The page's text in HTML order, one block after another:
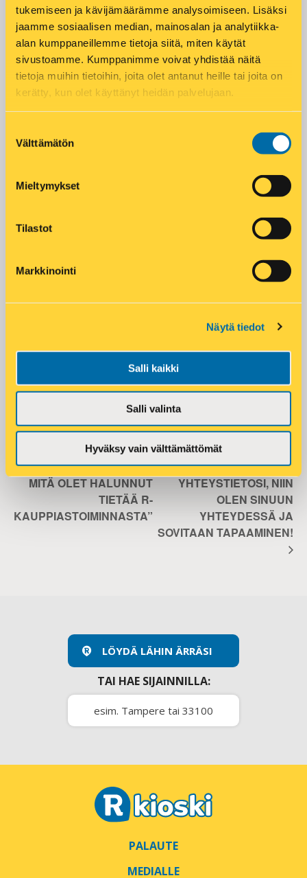
tukemiseen ja kävijämäärämme analysoimiseen. Lisäksi
jaamme sosiaalisen median, mainosalan ja analytiikka-
alan kumppaneillemme tietoja siitä, miten käytät
sivustoamme. Kumppanimme voivat yhdistää näitä
tietoja muihin tietoihin, joita olet antanut heille tai joita on
kerätty, kun olet käyttänyt heidän palvelujaan.
valinta
Välttämätön
Mieltymykset
Tilastot
Markkinointi
Näytä tiedot
Salli kaikki
Salli valinta
Hyväksy vain välttämättömät
LÄHETÄ
Date:
Time:
Phone:
asko.aaltonen@r-kioski.fi
WEBINAARI: ”KAIKKI
MITÄ OLET HALUNNUT
TIETÄÄ R-
KAUPPIASTOIMINNASTA”
KLIKKAA TÄTÄ JA JÄTÄ
YHTEYSTIETOSI, NIIN
OLEN SINUUN
YHTEYDESSÄ JA
SOVITAAN TAPAAMINEN!
LÖYDÄ LÄHIN ÄRRÄSI
TAI HAE SIJAINNILLA:
PALAUTE
MEDIALLE